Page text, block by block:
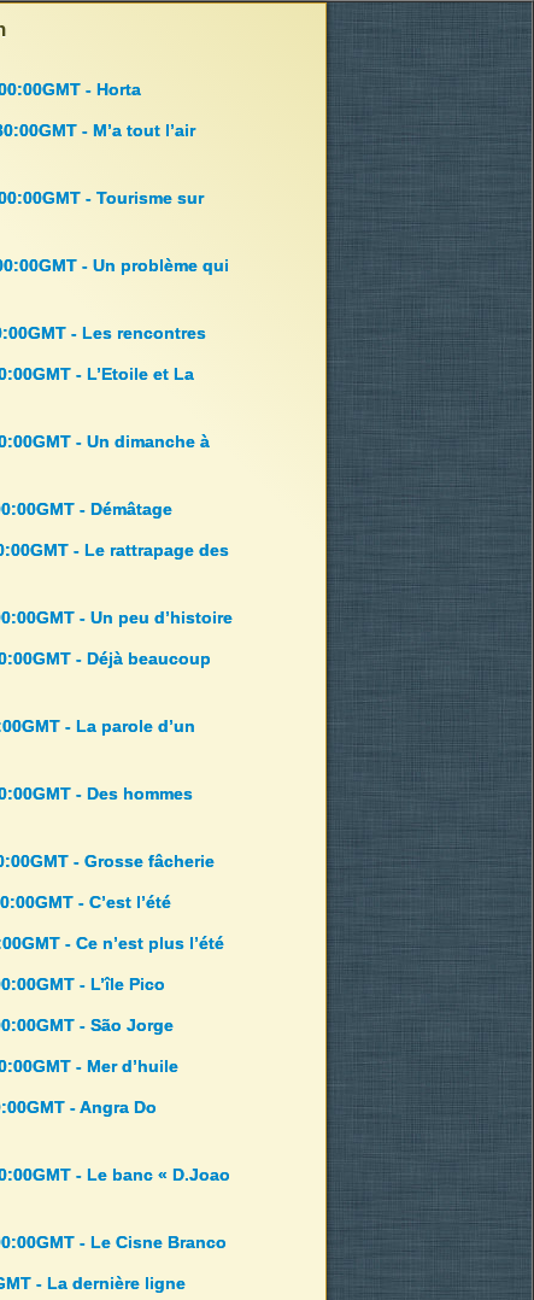
- Horta
- M’a tout l’air
- Tourisme sur
- Un problème qui
- Les rencontres
- L’Etoile et La
- Un dimanche à
- Démâtage
- Le rattrapage des
- Un peu d’histoire
- Déjà beaucoup
- La parole d’un
- Des hommes
- Grosse fâcherie
- C’est l’été
- Ce n’est plus l’été
- L’île Pico
- São Jorge
- Mer d’huile
- Angra Do
- Le banc « D.Joao
- Le Cisne Branco
- La dernière ligne